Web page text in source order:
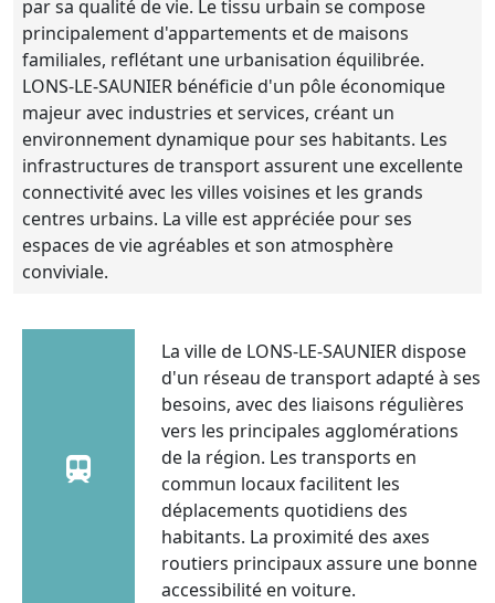
par sa qualité de vie. Le tissu urbain se compose
principalement d'appartements et de maisons
familiales, reflétant une urbanisation équilibrée.
LONS-LE-SAUNIER bénéficie d'un pôle économique
majeur avec industries et services, créant un
environnement dynamique pour ses habitants. Les
infrastructures de transport assurent une excellente
connectivité avec les villes voisines et les grands
centres urbains. La ville est appréciée pour ses
espaces de vie agréables et son atmosphère
conviviale.
La ville de LONS-LE-SAUNIER dispose
d'un réseau de transport adapté à ses
besoins, avec des liaisons régulières
vers les principales agglomérations
de la région. Les transports en
commun locaux facilitent les
déplacements quotidiens des
habitants. La proximité des axes
routiers principaux assure une bonne
accessibilité en voiture.